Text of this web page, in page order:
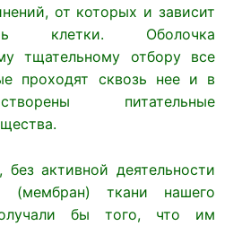
от которых и зависит
клетки. Оболочка
тщательному отбору все
проходят сквозь нее и в
питательные
активной деятельности
(мембран) ткани нашего
бы того, что им